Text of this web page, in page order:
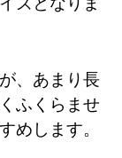
、あまり長
ふくらませ
めします。